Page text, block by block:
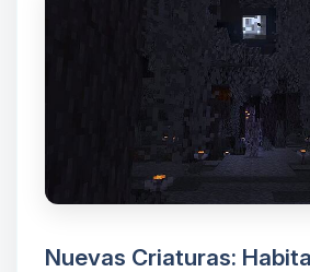
Nuevas Criaturas:
Yupi, por fin alguien con
hablar! Soy Choupy, tu
asistente de BoxToPlay.
que necesitas y moveré
pequenos circuitos para